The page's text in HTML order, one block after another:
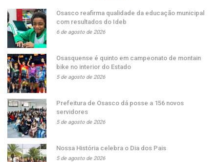
Osasco reafirma qualidade da educação municipal
com resultados do Ideb
6 de agosto de 2026
Osasquense é quinto em campeonato de montain
bike no interior do Estado
5 de agosto de 2026
Prefeitura de Osasco dá posse a 156 novos
servidores
5 de agosto de 2026
Nossa História celebra o Dia dos Pais
5 de agosto de 2026